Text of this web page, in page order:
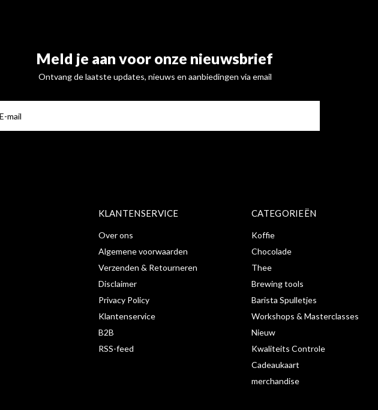
Meld je aan voor onze nieuwsbrief
Ontvang de laatste updates, nieuws en aanbiedingen via email
KLANTENSERVICE
Over ons
Algemene voorwaarden
Verzenden & Retourneren
Disclaimer
Privacy Policy
Klantenservice
B2B
RSS-feed
CATEGORIEËN
Koffie
Chocolade
Thee
Brewing tools
Barista Spulletjes
Workshops & Masterclasses
Nieuw
Kwaliteits Controle
Cadeaukaart
merchandise